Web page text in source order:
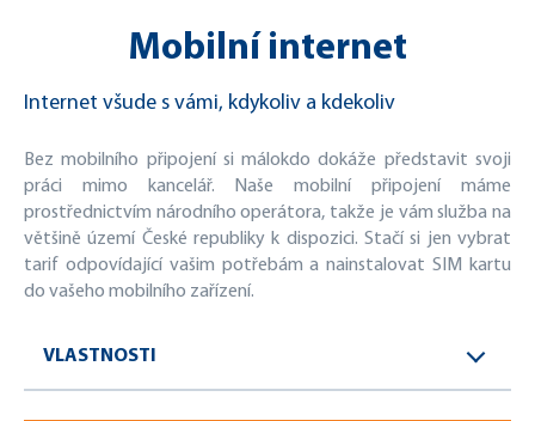
Mobilní internet
Internet všude s vámi, kdykoliv a kdekoliv
Bez mobilního připojení si málokdo dokáže představit svoji
práci mimo kancelář. Naše mobilní připojení máme
prostřednictvím národního operátora, takže je vám služba na
většině území České republiky k dispozici. Stačí si jen vybrat
tarif odpovídající vašim potřebám a nainstalovat SIM kartu
do vašeho mobilního zařízení.
VLASTNOSTI